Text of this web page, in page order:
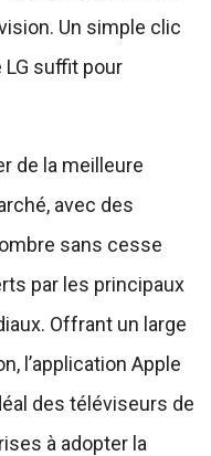
Un simple clic
suffit pour
de la meilleure
avec des
sans cesse
par les principaux
Offrant un large
l’application Apple
des téléviseurs de
à adopter la